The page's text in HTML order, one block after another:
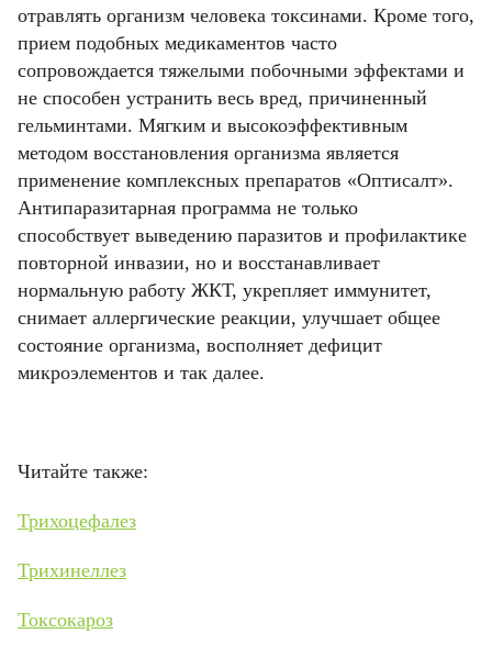
отравлять организм человека токсинами. Кроме того,
прием подобных медикаментов часто
сопровождается тяжелыми побочными эффектами и
не способен устранить весь вред, причиненный
гельминтами. Мягким и высокоэффективным
методом восстановления организма является
применение комплексных препаратов «Оптисалт».
Антипаразитарная программа не только
способствует выведению паразитов и профилактике
повторной инвазии, но и восстанавливает
нормальную работу ЖКТ, укрепляет иммунитет,
снимает аллергические реакции, улучшает общее
состояние организма, восполняет дефицит
микроэлементов и так далее.
Читайте также:
Трихоцефалез
Трихинеллез
Токсокароз